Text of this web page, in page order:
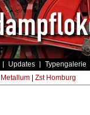
Updates Typengalerie
Metallum| Zst Homburg